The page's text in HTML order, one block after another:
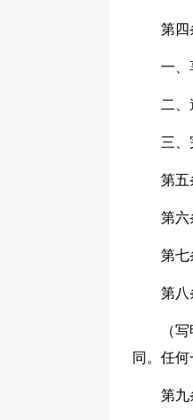
第四
一、
二
三、
第五
第六
第七
第八
（
同。任
第九